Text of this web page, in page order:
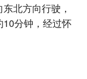
北方向行驶，
分钟，经过怀